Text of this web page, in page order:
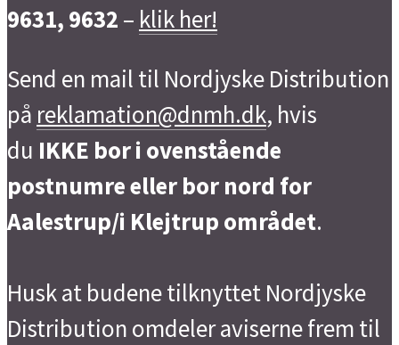
9631, 9632 – klik her!
Send en mail til Nordjyske Distribution
på reklamation@dnmh.dk, hvis
du IKKE bor i ovenstående
postnumre eller bor nord for
Aalestrup/i Klejtrup området.
Husk at budene tilknyttet Nordjyske
Distribution omdeler aviserne frem til